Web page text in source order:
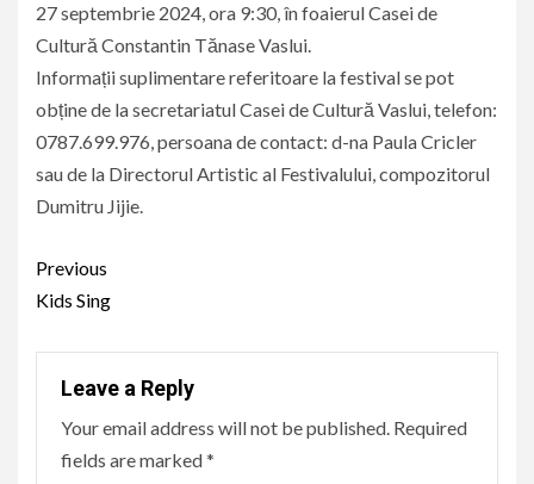
27 septembrie 2024, ora 9:30, în foaierul Casei de
Cultură Constantin Tănase Vaslui.
Informații suplimentare referitoare la festival se pot
obține de la secretariatul Casei de Cultură Vaslui, telefon:
0787.699.976, persoana de contact: d-na Paula Cricler
sau de la Directorul Artistic al Festivalului, compozitorul
Dumitru Jijie.
Continue
Reading
Previous
Kids Sing
Leave a Reply
Your email address will not be published. Required
fields are marked*